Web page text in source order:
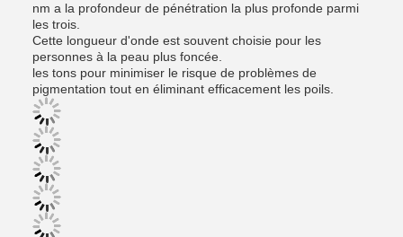
nm a la profondeur de pénétration la plus profonde parmi
les trois.
Cette longueur d'onde est souvent choisie pour les
personnes à la peau plus foncée.
les tons pour minimiser le risque de problèmes de
pigmentation tout en éliminant efficacement les poils.